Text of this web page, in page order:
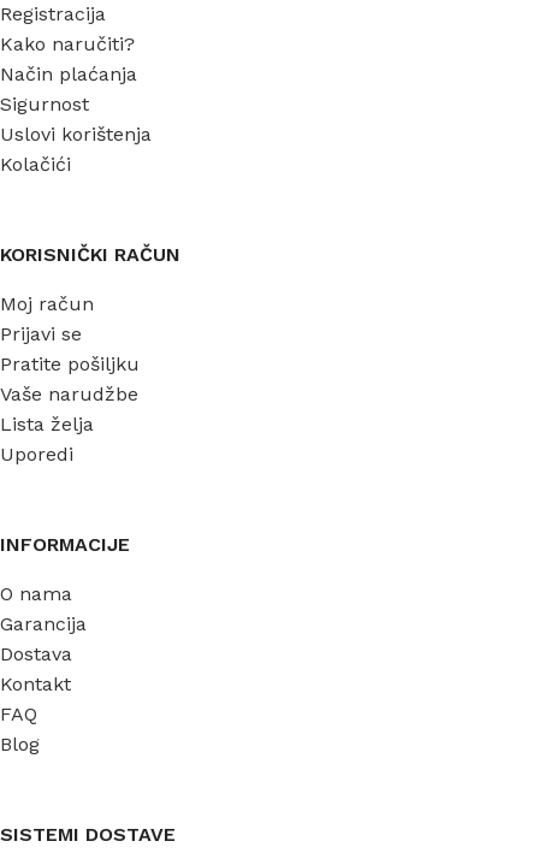
Registracija
Kako naručiti?
Način plaćanja
Sigurnost
Uslovi korištenja
Kolačići
KORISNIČKI RAČUN
Moj račun
Prijavi se
Pratite pošiljku
Vaše narudžbe
Lista želja
Uporedi
INFORMACIJE
O nama
Garancija
Dostava
Kontakt
FAQ
Blog
SISTEMI DOSTAVE